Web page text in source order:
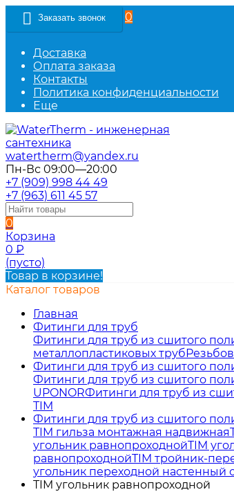
Заказать звонок 0
Доставка
Оплата заказа
Контакты
Политика конфиденциальности
Еще
watertherm@yandex.ru
Пн-Вс 09:00—20:00
+7 (909) 998 44 49
+7 (963) 611 45 57
0
Корзина
0 ₽
(пусто)
Товар в корзине!
Каталог товаров
Главная
Фитинги для труб
Фитинги для труб из сшитого
металлопластиковых труб
Фитинги для труб из сшитого
Фитинги для труб из сшитого
UPONORФитинги для труб из
TIM
Фитинги для труб из сшитого
TIM гильза монтажная надвижная
угольник равнопроходнойTIM
равнопроходнойTIM тройник-
угольник переходной настенный
TIM угольник равнопроходной